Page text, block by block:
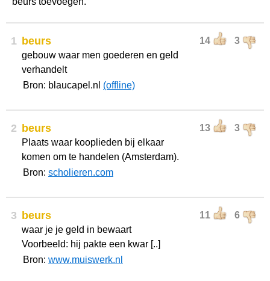
1 14 3
beurs
gebouw waar men goederen en geld
verhandelt
Bron: blaucapel.nl (offline)
2 13 3
beurs
Plaats waar kooplieden bij elkaar
komen om te handelen (Amsterdam).
Bron: scholieren.com
3 11 6
beurs
waar je je geld in bewaart
Voorbeeld: hij pakte een kwar [..]
Bron: www.muiswerk.nl